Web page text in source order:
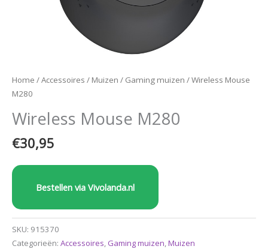
Home /Accessoires / Muizen / Gaming muizen / Wireless Mouse
M280
Wireless Mouse M280
€30,95
Bestellen via Vivolanda.nl
SKU: 915370
Categorieën: Accessoires, Gaming muizen,Muizen